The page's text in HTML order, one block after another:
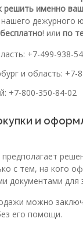
решить именно
дежурного
бесплатно! или по
+7-499-938-
и область: +7-
+7-800-350-84-02
и
с тем, на кого
документами
можно
его помощи.